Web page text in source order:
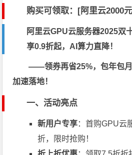
购买可领取：[阿里云2000
阿里云GPU云服务器2025双
享0.9折起，AI算力直降！
——领券再省25%，包年包
加速落地！
一、活动亮点
新用户专享：首购GPU云
折，限时抢购！